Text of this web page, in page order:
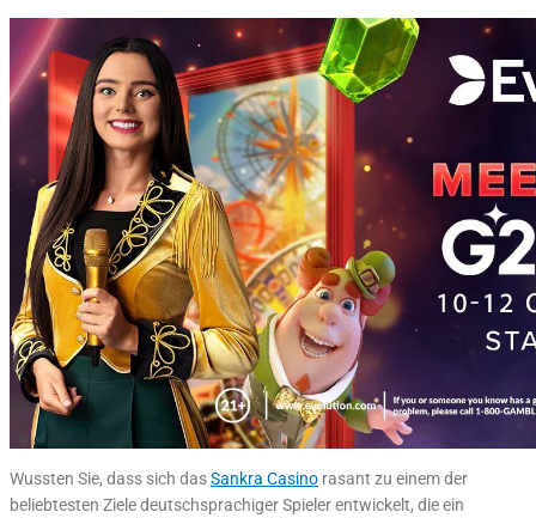
Wussten Sie, dass sich dasSankra Casino rasant zu einem der
beliebtesten Ziele deutschsprachiger Spieler entwickelt, die ein